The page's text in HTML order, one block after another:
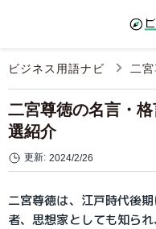
ビジネス用語ナビ 二
二宮尊徳の名言・
選紹介
更新: 2024/2/26
二宮尊徳は、江戸時代後
者、思想家としても知ら